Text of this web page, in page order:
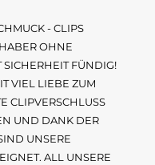
- CLIPS
OHNE
FÜNDIG!
VIEL LIEBE ZUM
CLIPVERSCHLUSS
UND DANK DER
UNSERE
ALL UNSERE